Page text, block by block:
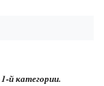
й категории.